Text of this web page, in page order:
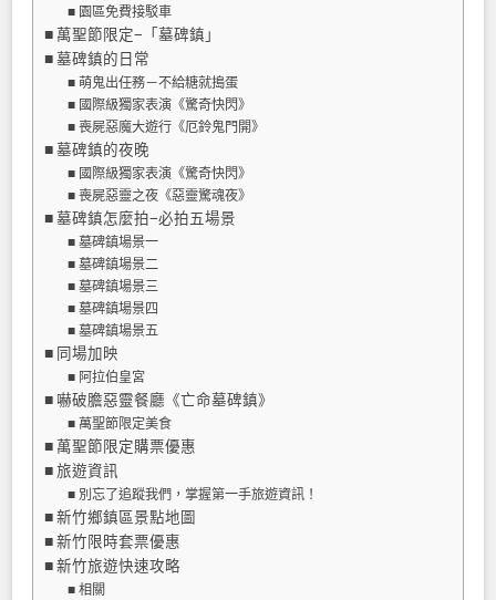
園區免費接駁車
萬聖節限定−「墓碑鎮」
墓碑鎮的日常
萌鬼出任務－不給糖就搗蛋
國際級獨家表演《驚奇快閃》
喪屍惡魔大遊行《厄鈴鬼門開》
墓碑鎮的夜晚
國際級獨家表演《驚奇快閃》
喪屍惡靈之夜《惡靈驚魂夜》
墓碑鎮怎麼拍−必拍五場景
墓碑鎮場景一
墓碑鎮場景二
墓碑鎮場景三
墓碑鎮場景四
墓碑鎮場景五
同場加映
阿拉伯皇宮
嚇破膽惡靈餐廳《亡命墓碑鎮》
萬聖節限定美食
萬聖節限定購票優惠
旅遊資訊
別忘了追蹤我們，掌握第一手旅遊資訊！
新竹鄉鎮區景點地圖
新竹限時套票優惠
新竹旅遊快速攻略
相關